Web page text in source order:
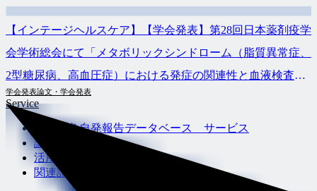
【インテージヘルスケア】【学会発表】第28回日本薬剤疫学
会学術総会にて「メタボリックシンドローム（脂質異常症、
2型糖尿病、高血圧症）における発症の関連性と血液検査の
頻度に関するデータベース研究」の発表を行いました
学会発表論文・学会発表
Service
有害事象自発報告データベース サービス
論文解析例
活用事例
関連記事